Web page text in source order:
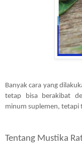
Banyak cara yang
tetap bisa berakibat
minum suplemen, tetapi
Tentang Mustika